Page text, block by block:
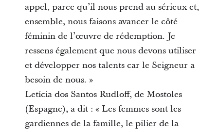
appel, parce qu’il nous prend au sérieux et,
ensemble, nous faisons avancer le côté
féminin de l’œuvre de rédemption. Je
ressens également que nous devons utiliser
et développer nos talents car le Seigneur a
besoin de nous. »
Letícia dos Santos Rudloff, de Mostoles
(Espagne), a dit : « Les femmes sont les
gardiennes de la famille, le pilier de la